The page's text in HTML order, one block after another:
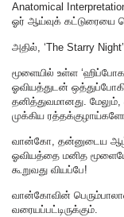
Anatomical
ஓர் ஆய்வுக் கட்டுரையை
அதில், ‘The Starry
மூளையில் உள்ள
ஓவியத்துடன்
தனித்துவமானது.
முக்கிய
வான்கோ, தன்னுடைய ஆழ்
ஓவியத்தை மனித
கூறுவது வியப்பே!
வான்கோவின்
வரையப்பட்டிருக்கும்.